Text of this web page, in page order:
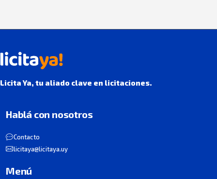
Licita Ya, tu aliado clave en licitaciones.
Hablá con nosotros
Contacto
licitaya@licitaya.uy
Menú